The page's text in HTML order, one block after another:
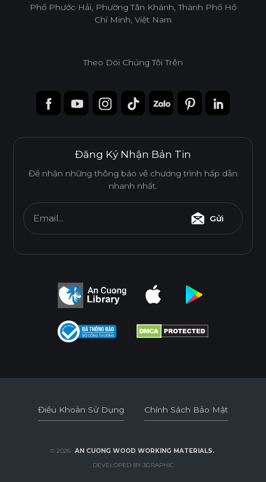
Phố Phước Hải, Phường Tân Khánh, Thành Phố Hồ
Chí Minh, Việt Nam
Theo Dõi Chúng Tôi Trên
Đăng Ký Nhận Bản Tin
Để nhận những thông báo về chương trình hấp dẫn
nhanh nhất.
Email... Gửi
Điều Khoản Sử Dụng Chính Sách Bảo Mật
© 2026 AN CUONG WOOD WORKING MATERIALS.
DEVELOPED BY 3GRAPHIC